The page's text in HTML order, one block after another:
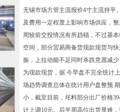
无锡市场方管主流报价4寸主流持平
及费用一定程度上影响市场供应，
周较前交投情况有所趋稳，不过基
空间，部分贸易商备货现款现货与
振，上拉动能不足同时杀跌意愿减
为现款现货，据 今早盘不完全统计
场趋势调查总体在统计用户盘整预
小，截至目前，坯料部分出厂价格
计上调10元。后半周高位出货显难